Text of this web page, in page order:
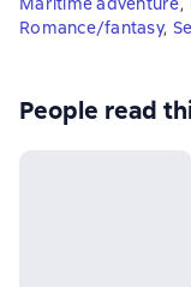
Romance/fantasy,
People read